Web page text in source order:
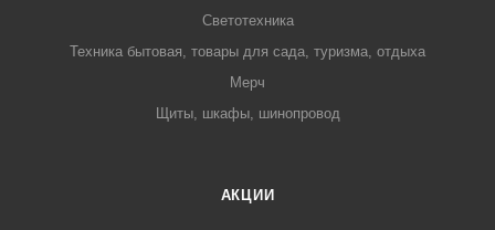
Светотехника
Техника бытовая, товары для сада, туризма, отдыха
Мерч
Щиты, шкафы, шинопровод
АКЦИИ